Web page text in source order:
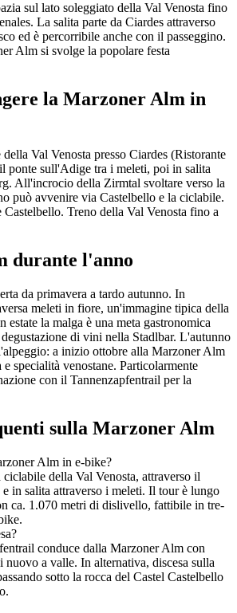
sul lato soleggiato della Val Venosta fino
La salita parte da Ciardes attraverso
ed è percorribile anche con il passeggino.
Alm si svolge la popolare festa
la Marzoner Alm in
Val Venosta presso Ciardes (Ristorante
ponte sull'Adige tra i meleti, poi in salita
All'incrocio della Zirmtal svoltare verso la
può avvenire via Castelbello e la ciclabile.
Castelbello. Treno della Val Venosta fino a
durante l'anno
da primavera a tardo autunno. In
meleti in fiore, un'immagine tipica della
estate la malga è una meta gastronomica
di vini nella Stadlbar. L'autunno
a inizio ottobre alla Marzoner Alm
specialità venostane. Particolarmente
con il Tannenzapfentrail per la
sulla Marzoner Alm
Alm in e-bike?
della Val Venosta, attraverso il
in salita attraverso i meleti. Il tour è lungo
ca. 1.070 metri di dislivello, fattibile in tre-
conduce dalla Marzoner Alm con
nuovo a valle. In alternativa, discesa sulla
sotto la rocca del Castel Castelbello